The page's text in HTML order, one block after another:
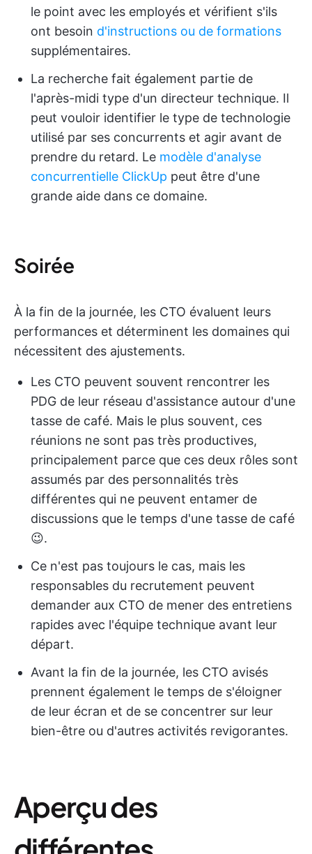
le point avec les employés et vérifient s'ils
ont besoin d'instructions ou de formations
supplémentaires.
La recherche fait également partie de
l'après-midi type d'un directeur technique. Il
peut vouloir identifier le type de technologie
utilisé par ses concurrents et agir avant de
prendre du retard. Le modèle d'analyse
concurrentielle ClickUp peut être d'une
grande aide dans ce domaine.
Soirée
À la fin de la journée, les CTO évaluent leurs
performances et déterminent les domaines qui
nécessitent des ajustements.
Les CTO peuvent souvent rencontrer les
PDG de leur réseau d'assistance autour d'une
tasse de café. Mais le plus souvent, ces
réunions ne sont pas très productives,
principalement parce que ces deux rôles sont
assumés par des personnalités très
différentes qui ne peuvent entamer de
discussions que le temps d'une tasse de café
😉.
Ce n'est pas toujours le cas, mais les
responsables du recrutement peuvent
demander aux CTO de mener des entretiens
rapides avec l'équipe technique avant leur
départ.
Avant la fin de la journée, les CTO avisés
prennent également le temps de s'éloigner
de leur écran et de se concentrer sur leur
bien-être ou d'autres activités revigorantes.
Aperçu des